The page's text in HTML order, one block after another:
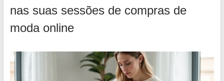
nas suas sessões de compras de
moda online